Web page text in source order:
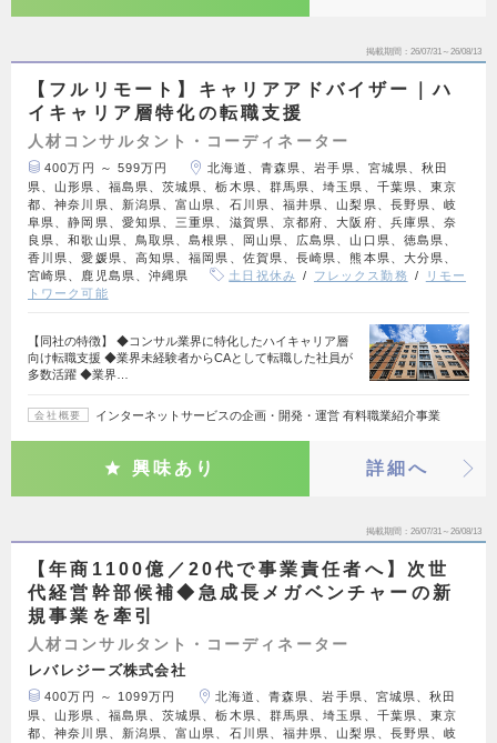
掲載期間 26/07/31～26/08/13
【フルリモート】キャリアアドバイザー｜ハ
イキャリア層特化の転職支援
人材コンサルタント・コーディネーター
400万円 ～ 599万円
北海道、青森県、岩手県、宮城県、秋田
県、山形県、福島県、茨城県、栃木県、群馬県、埼玉県、千葉県、東京
都、神奈川県、新潟県、富山県、石川県、福井県、山梨県、長野県、岐
阜県、静岡県、愛知県、三重県、滋賀県、京都府、大阪府、兵庫県、奈
良県、和歌山県、鳥取県、島根県、岡山県、広島県、山口県、徳島県、
香川県、愛媛県、高知県、福岡県、佐賀県、長崎県、熊本県、大分県、
宮崎県、鹿児島県、沖縄県
土日祝休み フレックス勤務
リモー
トワーク可能
【同社の特徴】 ◆コンサル業界に特化したハイキャリア層
向け転職支援 ◆業界未経験者からCAとして転職した社員が
多数活躍 ◆業界…
会社概要 インターネットサービスの企画・開発・運営 有料職業紹介事業
興味あり 詳細へ
掲載期間 26/07/31～26/08/13
【年商1100億／20代で事業責任者へ】次世
代経営幹部候補◆急成長メガベンチャーの新
規事業を牽引
人材コンサルタント・コーディネーター
レバレジーズ株式会社
400万円 ～ 1099万円
北海道、青森県、岩手県、宮城県、秋田
県、山形県、福島県、茨城県、栃木県、群馬県、埼玉県、千葉県、東京
都、神奈川県、新潟県、富山県、石川県、福井県、山梨県、長野県、岐